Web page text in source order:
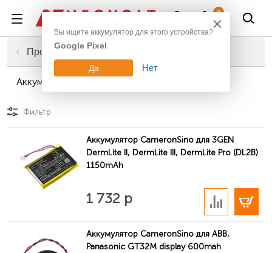
0
Главная
Промышленное оборудование
Аккумуляторы для медицинской техники
Фильтр
Аккумулятор CameronSino для 3GEN
DermLite II, DermLite III, DermLite Pro (DL2B)
1150mAh
1 732 р
Аккумулятор CameronSino для ABB,
Panasonic GT32M display 600mah
×
Вы ищите аккумулятор для этого устройства?
Google Pixel
Да Нет